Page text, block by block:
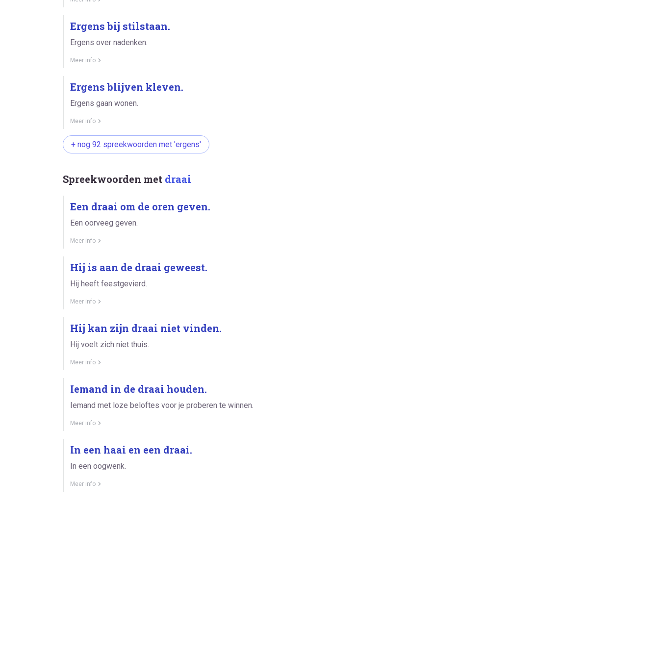
Ergens bij stilstaan.
Ergens over nadenken.
Meer info
Ergens blijven kleven.
Ergens gaan wonen.
Meer info
+ nog 92 spreekwoorden met 'ergens'
Spreekwoorden met draai
Een draai om de oren geven.
Een oorveeg geven.
Meer info
Hij is aan de draai geweest.
Hij heeft feestgevierd.
Meer info
Hij kan zijn draai niet vinden.
Hij voelt zich niet thuis.
Meer info
Iemand in de draai houden.
Iemand met loze beloftes voor je proberen te winnen.
Meer info
In een haai en een draai.
In een oogwenk.
Meer info